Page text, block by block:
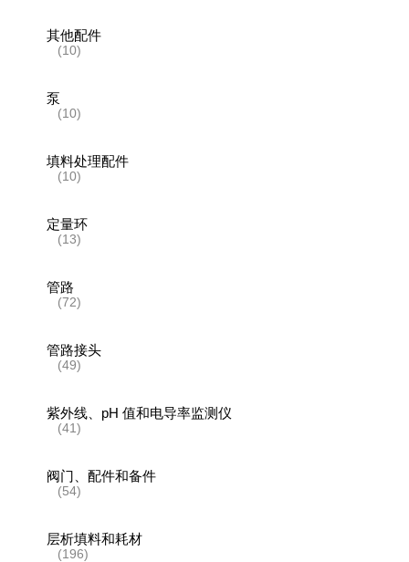
其他配件
(10)
泵
(10)
填料处理配件
(10)
定量环
(13)
管路
(72)
管路接头
(49)
紫外线、pH 值和电导率监测仪
(41)
阀门、配件和备件
(54)
层析填料和耗材
(196)